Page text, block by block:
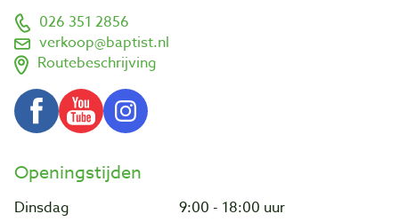
026 351 2856
verkoop@baptist.nl
Routebeschrijving
Openingstijden
Dinsdag
9:00 - 18:00 uur